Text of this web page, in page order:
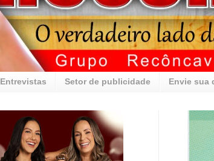
Entrevistas Setor de publicidade Envie sua